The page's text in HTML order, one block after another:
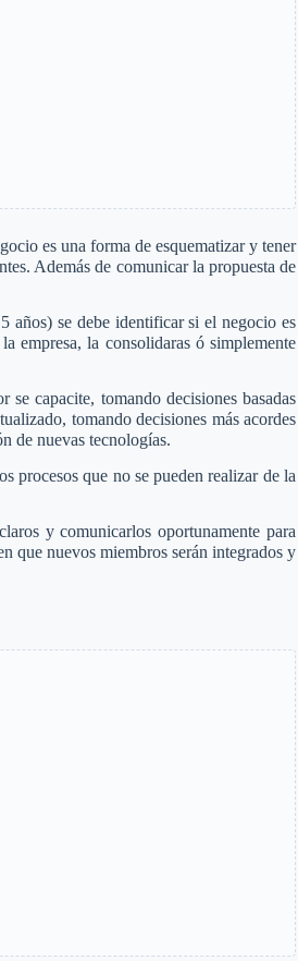
es una forma de esquematizar y tener
Además de comunicar la propuesta de
se debe identificar si el negocio es
empresa, la consolidaras ó simplemente
capacite, tomando decisiones basadas
tomando decisiones más acordes
de nuevas tecnologías.
procesos que no se pueden realizar de la
y comunicarlos oportunamente para
que nuevos miembros serán integrados y